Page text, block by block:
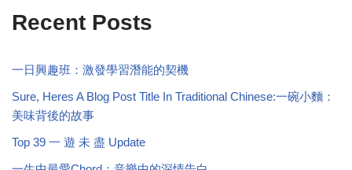
Recent Posts
一日興趣班：激發學習潛能的契機
Sure, Heres A Blog Post Title In Traditional Chinese:一碗小麵：
美味背後的故事
Top 39 一 遊 未 盡 Update